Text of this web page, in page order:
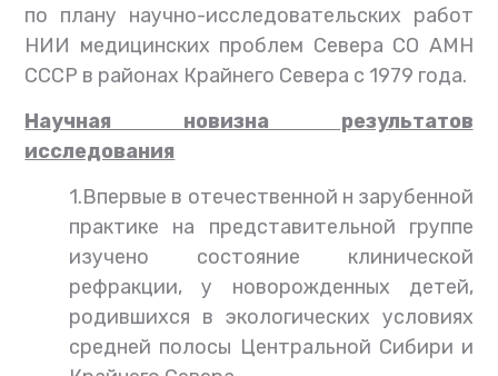
по плану научно-исследовательских работ
НИИ медицинских проблем Севера СО АМН
СССР в районах Крайнего Севера с 1979 года.
Научная новизна результатов
исследования
1.Впервые в отечественной н зарубенной
практике на представительной группе
изучено состояние клинической
рефракции, у новорожденных детей,
родившихся в экологических условиях
средней полосы Центральной Сибири и